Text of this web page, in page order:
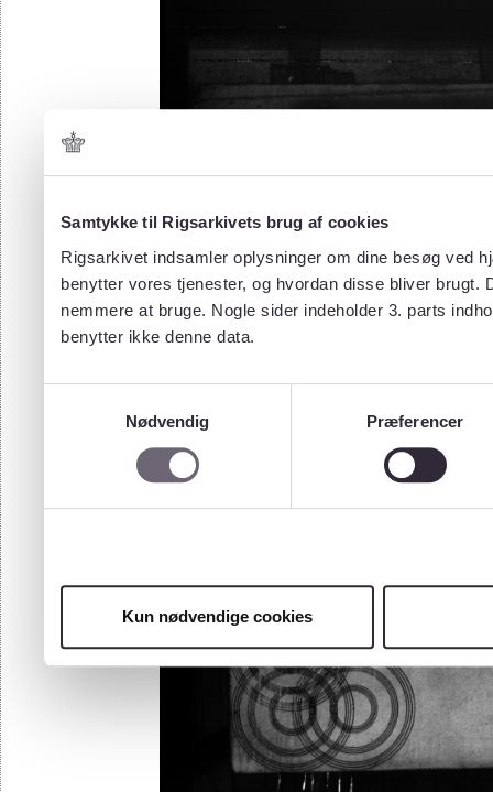
Samtykke til Rigsarkivets brug af cookies
Rigsarkivet indsamler oplysninger om dine besøg ved
benytter vores tjenester, og hvordan disse bliver
nemmere at bruge. Nogle sider indeholder 3. parts
benytter ikke denne data.
Nødvendig
Præferencer
Kun nødvendige cookies